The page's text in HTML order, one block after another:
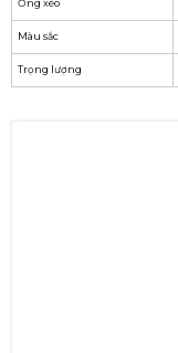
Ống xéo
Màu sắc
Trọng lượng